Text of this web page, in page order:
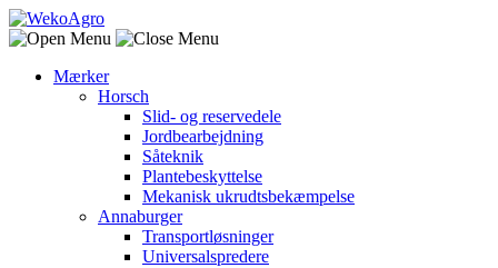
Mærker
Horsch
Slid- og reservedele
Jordbearbejdning
Såteknik
Plantebeskyttelse
Mekanisk ukrudtsbekæmpelse
Annaburger
Transportløsninger
Universalspredere